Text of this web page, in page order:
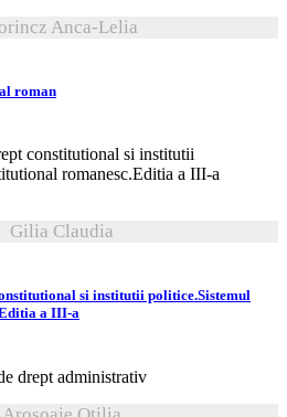
Anca-Lelia
roman
Gilia Claudia
si institutii politice.Sistemul
a III-a